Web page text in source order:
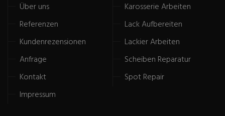
Über uns
Referenzen
Kundenrezensionen
Anfrage
Kontakt
Impressum
Karosserie Arbeiten
Lack Aufbereiten
Lackier Arbeiten
Scheiben Reparatur
Spot Repair